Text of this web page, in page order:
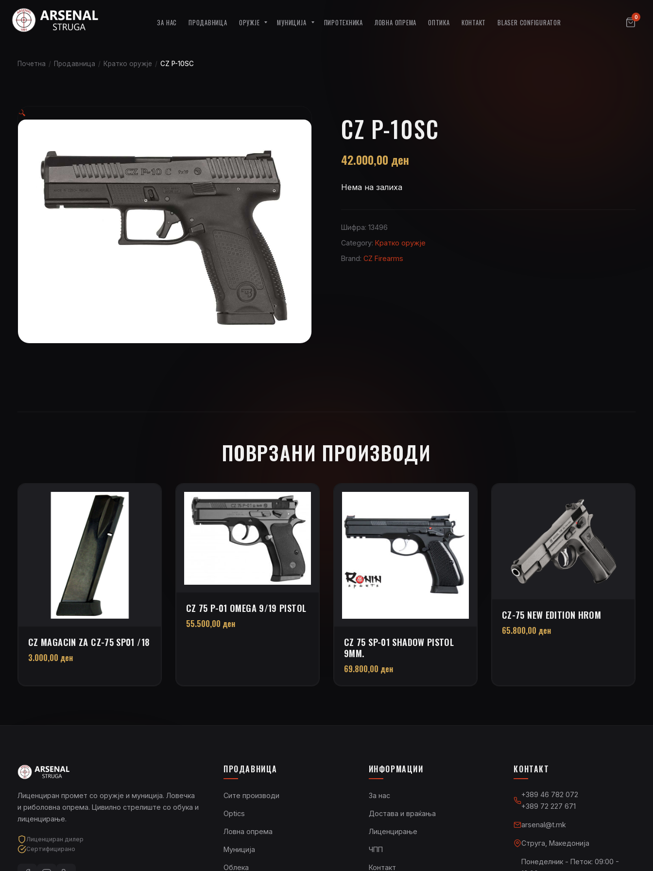
ЗА НАС ПРОДАВНИЦА ОРУЖЈЕ МУНИЦИЈА ПИРОТЕХНИКА ЛОВНА ОПРЕМА ОПТИКА КОНТАКТ BLASER CONFIGURATOR
0
Почетна / Продавница / Кратко оружје / CZ P-10SC
🔍 CZ P-10SC
42.000,00 ден
Нема на залиха
Шифра: 13496
Category: Кратко оружје
Brand: CZ Firearms
ПОВРЗАНИ ПРОИЗВОДИ
CZ MAGACIN ZA CZ-75 SP01 /18
3.000,00 ден
CZ 75 P-01 OMEGA 9/19 PISTOL
55.500,00 ден
CZ 75 SP-01 SHADOW PISTOL
9MM.
69.800,00 ден
CZ-75 NEW EDITION HROM
65.800,00 ден
Лиценциран промет со оружје и муниција. Ловечка
и риболовна опрема. Цивилно стрелиште со обука и
лиценцирање.
Лиценциран дилер
Сертифицирано
ПРОДАВНИЦА
Сите производи
Optics
Ловна опрема
Муниција
Облека
ИНФОРМАЦИИ
За нас
Достава и враќања
Лиценцирање
ЧПП
Контакт
КОНТАКТ
+389 46 782 072
+389 72 227 671
arsenal@t.mk
Струга, Македонија
Понеделник - Петок: 09:00 -